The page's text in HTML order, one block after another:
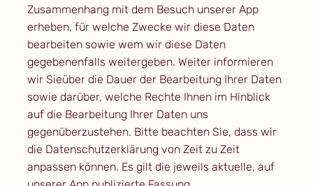
Zusammenhang mit dem Besuch unserer App
erheben, für welche Zwecke wir diese Daten
bearbeiten sowie wem wir diese Daten
gegebenenfalls weitergeben. Weiter informieren
wir Sieüber die Dauer der Bearbeitung Ihrer Daten
sowie darüber, welche Rechte Ihnen im Hinblick
auf die Bearbeitung Ihrer Daten uns
gegenüberzustehen. Bitte beachten Sie, dass wir
die Datenschutzerklärung von Zeit zu Zeit
anpassen können. Es gilt die jeweils aktuelle, auf